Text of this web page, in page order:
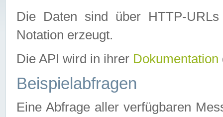
Die Daten sind über HTTP-
Notation erzeugt.
Die API wird in ihrer Dokumentation
Beispielabfragen
Eine Abfrage aller verfügbaren